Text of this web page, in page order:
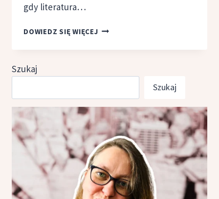
gdy literatura…
DOWIEDZ SIĘ WIĘCEJLAS
RYAN
Szukaj
Szukaj